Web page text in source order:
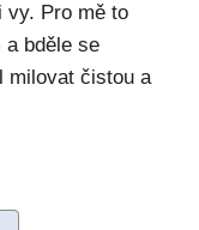
vy. Pro mě to
a bděle se
milovat čistou a